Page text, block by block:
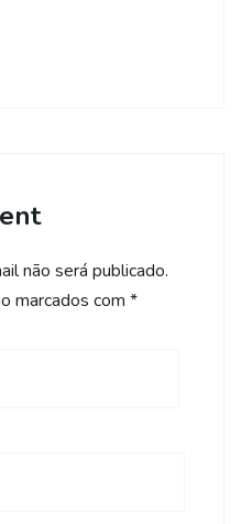
não será publicado.
marcados com *